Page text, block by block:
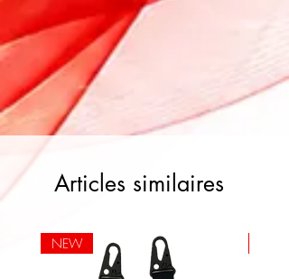
Articles similaires
NEW